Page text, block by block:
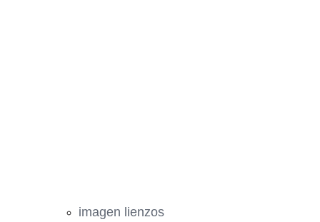
imagen lienzos